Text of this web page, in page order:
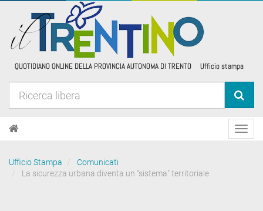
Ufficio Stampa
Comunicati
La sicurezza urbana diventa un "sistema" territoriale